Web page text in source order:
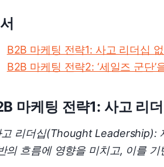
B2B 마케팅 전략1: 사고 리더십
B2B 마케팅 전략2: ‘세일즈 군단’
마케팅 전략1: 사고 리
리더십(Thought Leadership):
의 흐름에 영향을 미치고, 이를